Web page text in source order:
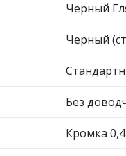
Черный
Черный
Без
Кромка